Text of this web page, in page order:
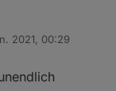
schauen wer
2021, 00:29